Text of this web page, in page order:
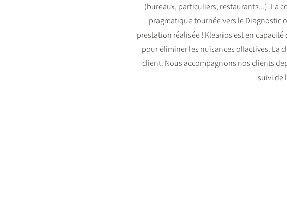
(bureaux, particuliers, restaurants...). La
pragmatique tournée vers le Diagnostic
prestation réalisée ! Klearios est en
pour éliminer les nuisances olfactives. La
client. Nous accompagnons nos clients
suivi de